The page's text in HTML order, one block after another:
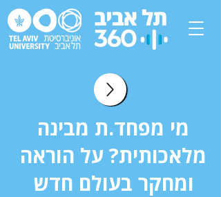
מי מפחד.ת מבינה
מלאכותית? על הוראה
ומחקר בעולם חדש